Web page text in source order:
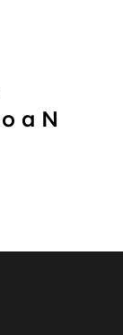
a N